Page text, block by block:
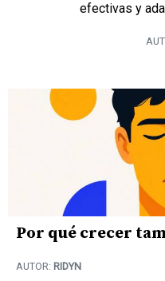
Por qué crecer
AUTOR: RIDYN
efectivas y